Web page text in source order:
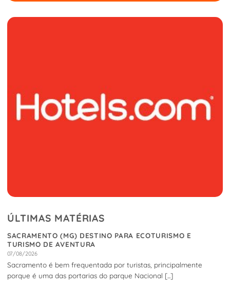
ÚLTIMAS MATÉRIAS
SACRAMENTO (MG) DESTINO PARA ECOTURISMO E
TURISMO DE AVENTURA
07/08/2026
Sacramento é bem frequentada por turistas, principalmente
porque é uma das portarias do parque Nacional [...]